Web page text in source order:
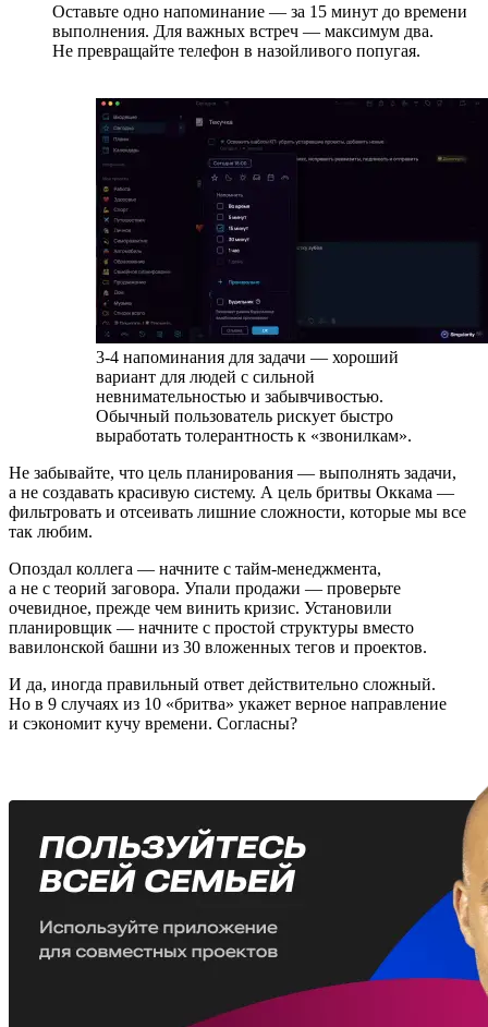
Оставьте одно напоминание — за 15 минут до времени
выполнения. Для важных встреч — максимум два.
Не превращайте телефон в назойливого попугая.
3-4 напоминания для задачи — хороший
вариант для людей с сильной
невнимательностью и забывчивостью.
Обычный пользователь рискует быстро
выработать толерантность к «звонилкам».
Не забывайте, что цель планирования — выполнять задачи,
а не создавать красивую систему. А цель бритвы Оккама —
фильтровать и отсеивать лишние сложности, которые мы все
так любим.
Опоздал коллега — начните с тайм-менеджмента,
а не с теорий заговора. Упали продажи — проверьте
очевидное, прежде чем винить кризис. Установили
планировщик — начните с простой структуры вместо
вавилонской башни из 30 вложенных тегов и проектов.
И да, иногда правильный ответ действительно сложный.
Но в 9 случаях из 10 «бритва» укажет верное направление
и сэкономит кучу времени. Согласны?